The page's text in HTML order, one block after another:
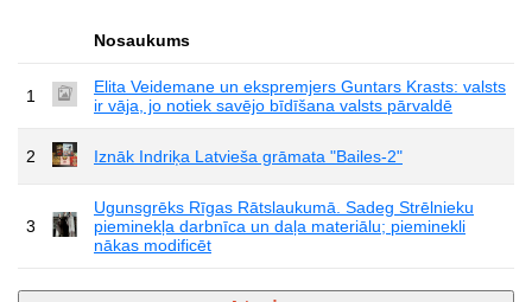
Nosaukums
1
Elita Veidemane un ekspremjers Guntars Krasts: valsts
ir vāja, jo notiek savējo bīdīšana valsts pārvaldē
2 Iznāk Indriķa Latvieša grāmata "Bailes-2"
3
Ugunsgrēks Rīgas Rātslaukumā. Sadeg Strēlnieku
pieminekļa darbnīca un daļa materiālu; pieminekli
nākas modificēt